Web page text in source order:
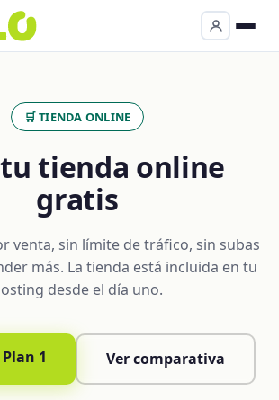
🛒 TIENDA ONLINE
tienda online
gratis
venta, sin límite de tráfico, sin subas
más. La tienda está incluida en tu
desde el día uno.
1 Ver comparativa